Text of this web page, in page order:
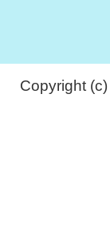
Copyright